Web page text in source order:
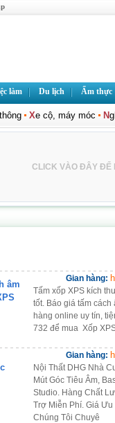
làm Du lịch Ẩm thực
Xe cộ, máy móc N
CLICK VÀO ĐÂY ĐỂ
âm
Gian hàng:
Tấm xốp XPS kích
tốt. Báo giá tấm cách
hàng online uy tín,
732 để mua Xốp
Gian hàng:
Nội Thất DHG Nhà
Mút Góc Tiêu Âm,
Studio. Hàng Chất
Trợ Miễn Phí. Giá
Chúng Tôi Chuyê